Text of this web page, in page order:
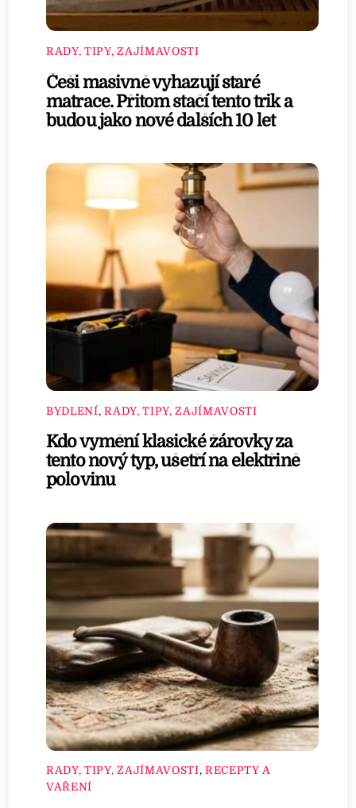
RADY, TIPY, ZAJÍMAVOSTI
Češi masivně vyhazují staré
matrace. Přitom stačí tento trik a
budou jako nové dalších 10 let
BYDLENÍ,RADY, TIPY, ZAJÍMAVOSTI
Kdo vymění klasické žárovky za
tento nový typ, ušetří na elektřině
polovinu
RADY, TIPY, ZAJÍMAVOSTI, RECEPTY A
VAŘENÍ